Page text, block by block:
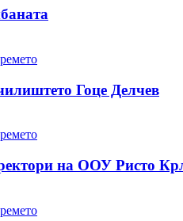
Гоце Делчев
на ООУ Ристо